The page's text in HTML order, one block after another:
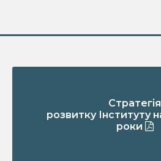
Стратегія
розвитку Інституту
роки